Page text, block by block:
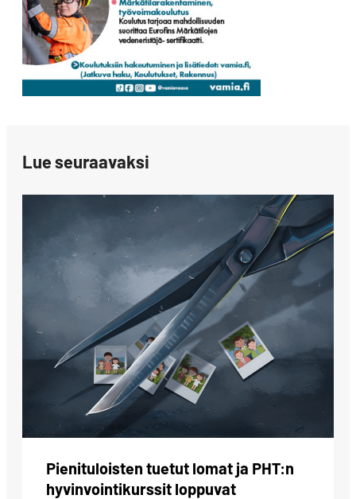
Lue seuraavaksi
Pienituloisten tuetut lomat ja PHT:n
hyvinvointikurssit loppuvat